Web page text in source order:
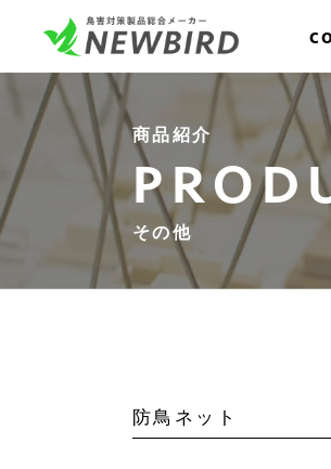
商品紹介
その他
防鳥ネット